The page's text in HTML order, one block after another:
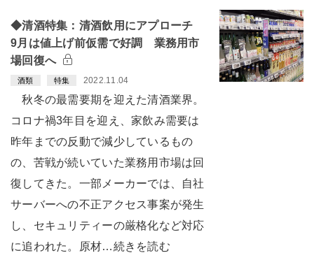
◆清酒特集：清酒飲用にアプローチ
9月は値上げ前仮需で好調 業務用市
場回復へ
酒類 特集 2022.11.04
秋冬の最需要期を迎えた清酒業界。
コロナ禍3年目を迎え、家飲み需要は
昨年までの反動で減少しているもの
の、苦戦が続いていた業務用市場は回
復してきた。一部メーカーでは、自社
サーバーへの不正アクセス事案が発生
し、セキュリティーの厳格化など対応
に追われた。原材…続きを読む